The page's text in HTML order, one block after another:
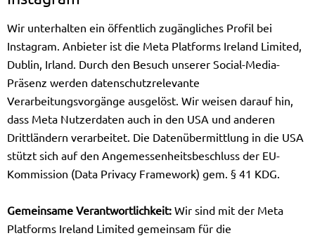
Wir unterhalten ein öffentlich zugängliches Profil bei
Instagram. Anbieter ist die Meta Platforms Ireland Limited,
Dublin, Irland. Durch den Besuch unserer Social-Media-
Präsenz werden datenschutzrelevante
Verarbeitungsvorgänge ausgelöst. Wir weisen darauf hin,
dass Meta Nutzerdaten auch in den USA und anderen
Drittländern verarbeitet. Die Datenübermittlung in die USA
stützt sich auf den Angemessenheitsbeschluss der EU-
Kommission (Data Privacy Framework) gem. § 41 KDG.
Gemeinsame Verantwortlichkeit: Wir sind mit der Meta
Platforms Ireland Limited gemeinsam für die